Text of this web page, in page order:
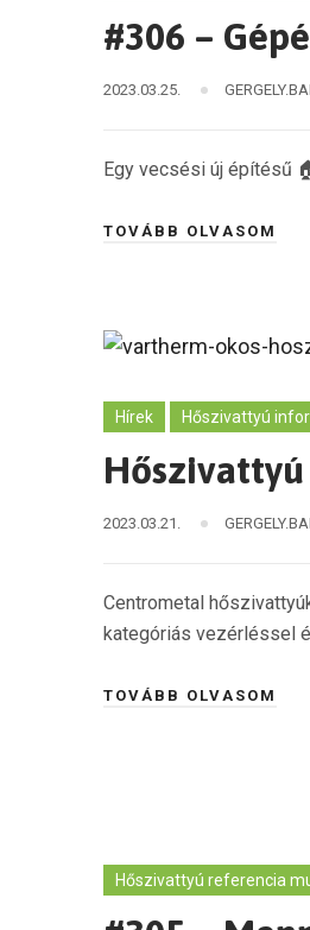
#306 –
2023.03.25.
Egy vecsési új építésű
TOVÁBB OLVASOM
Hírek Hőszivattyú
Hőszivattyú
2023.03.21.
Centrometal
kategóriás vezérléssel
TOVÁBB OLVASOM
Hőszivattyú referencia